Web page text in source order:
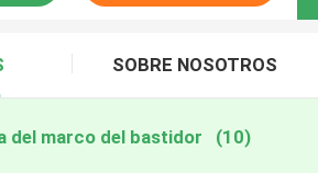
SOBRE NOSOTROS
del marco del bastidor (10)